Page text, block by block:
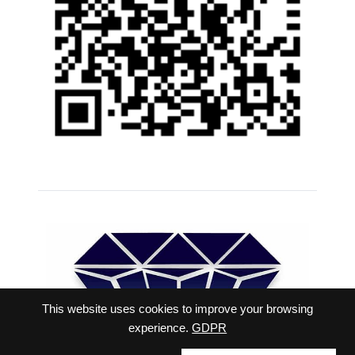
This website uses cookies to improve your browsing
experience. GDPR